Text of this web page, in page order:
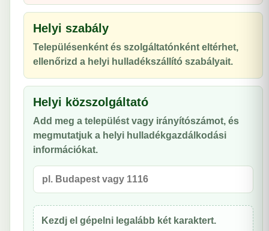
Helyi szabály
Településenként és szolgáltatónként eltérhet,
ellenőrizd a helyi hulladékszállító szabályait.
Helyi közszolgáltató
Add meg a települést vagy irányítószámot, és
megmutatjuk a helyi hulladékgazdálkodási
információkat.
Kezdj el gépelni legalább két karaktert.